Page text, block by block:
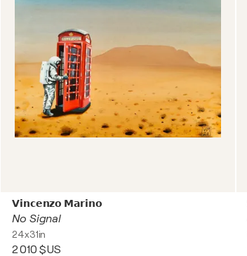
𝗩𝗶𝗻𝗰𝗲𝗻𝘇𝗼 𝗠𝗮𝗿𝗶𝗻𝗼
No Signal
24x31in
2 010 $US